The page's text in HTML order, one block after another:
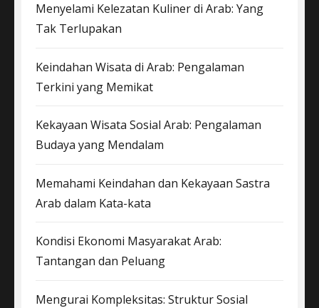
Menyelami Kelezatan Kuliner di Arab: Yang
Tak Terlupakan
Keindahan Wisata di Arab: Pengalaman
Terkini yang Memikat
Kekayaan Wisata Sosial Arab: Pengalaman
Budaya yang Mendalam
Memahami Keindahan dan Kekayaan Sastra
Arab dalam Kata-kata
Kondisi Ekonomi Masyarakat Arab:
Tantangan dan Peluang
Mengurai Kompleksitas: Struktur Sosial